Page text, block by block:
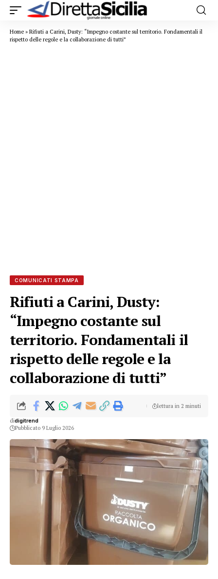
Home » Rifiuti a Carini, Dusty: “Impegno costante sul territorio. Fondamentali il
rispetto delle regole e la collaborazione di tutti”
COMUNICATI STAMPA
Rifiuti a Carini, Dusty:
“Impegno costante sul
territorio. Fondamentali il
rispetto delle regole e la
collaborazione di tutti”
didigitrend
Pubblicato 9 Luglio 2026
lettura in 2 minuti